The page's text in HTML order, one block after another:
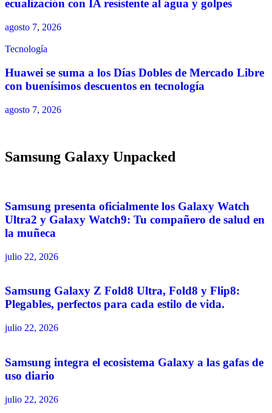
ecualización con IA resistente al agua y golpes
agosto 7, 2026
Tecnología
Huawei se suma a los Días Dobles de Mercado Libre
con buenísimos descuentos en tecnología
agosto 7, 2026
Samsung Galaxy Unpacked
Samsung presenta oficialmente los Galaxy Watch
Ultra2 y Galaxy Watch9: Tu compañero de salud en
la muñeca
julio 22, 2026
Samsung Galaxy Z Fold8 Ultra, Fold8 y Flip8:
Plegables, perfectos para cada estilo de vida.
julio 22, 2026
Samsung integra el ecosistema Galaxy a las gafas de
uso diario
julio 22, 2026